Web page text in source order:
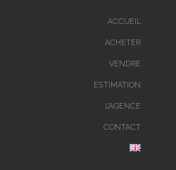
ACCUEIL
ACHETER
VENDRE
ESTIMATION
L’AGENCE
CONTACT